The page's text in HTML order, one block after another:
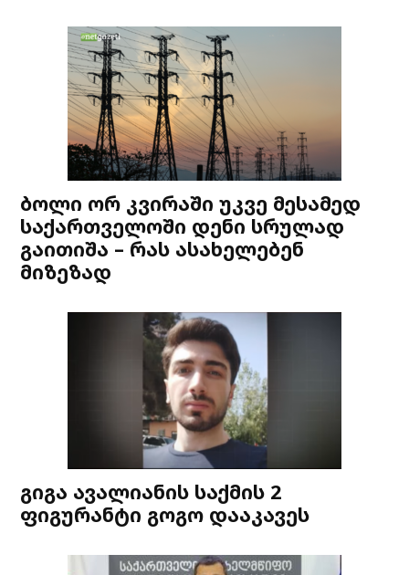
ბოლი ორ კვირაში უკვე მესამედ
საქართველოში დენი სრულად
გაითიშა – რას ასახელებენ
მიზეზად
გიგა ავალიანის საქმის 2
ფიგურანტი გოგო დააკავეს